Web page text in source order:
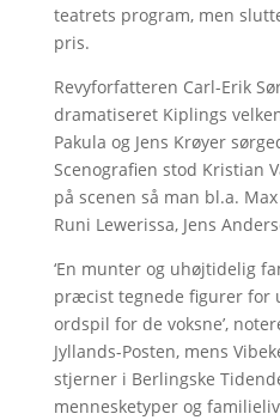
teatrets program, men
pris.
Revyforfatteren Carl-Erik
dramatiseret Kiplings
Pakula og Jens Krøyer
Scenografien stod Kristian
på scenen så man bl.a.
Runi Lewerissa, Jens
‘En munter og uhøjtidelig
præcist tegnede figurer for
ordspil for de voksne’,
Jyllands-Posten, mens
stjerner i Berlingske
mennesketyper og